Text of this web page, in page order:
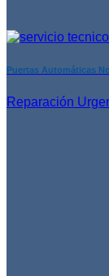
Puertas Automáticas
Reparación